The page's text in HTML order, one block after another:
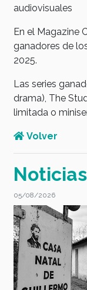
audiovisuales
En el Magazine
ganadores de
2025.
Las series
drama), The
limitada o
Volver
05/08/2026